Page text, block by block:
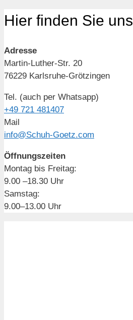
Hier finden Sie uns
Adresse
Martin-Luther-Str. 20
76229 Karlsruhe-Grötzingen
Tel. (auch per Whatsapp)
+49 721 481407
Mail
info@Schuh-Goetz.com
Öffnungszeiten
Montag bis Freitag:
9.00 –18.30 Uhr
Samstag:
9.00–13.00 Uhr